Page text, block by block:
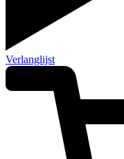
Verlanglijst